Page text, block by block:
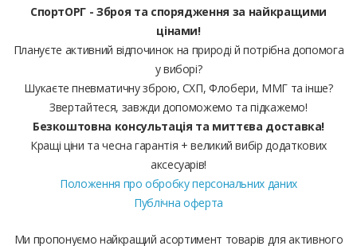
СпортОРГ - Зброя та спорядження за найкращими
цінами!
Плануєте активний відпочинок на природі й потрібна допомога
у виборі?
Шукаєте пневматичну зброю, СХП, Флобери, ММГ та інше?
Звертайтеся, завжди допоможемо та підкажемо!
Безкоштовна консультація та миттєва доставка!
Кращі ціни та чесна гарантія + великий вибір додаткових
аксесуарів!
Положення про обробку персональних даних
Публічна оферта
Ми пропонуємо найкращий асортимент товарів для активного